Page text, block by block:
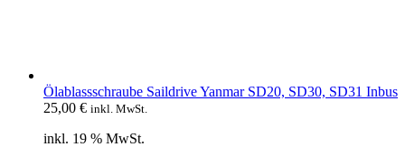
Ölablassschraube Saildrive Yanmar SD20, SD30, SD31 Inbus
25,00 € inkl. MwSt.
inkl. 19 % MwSt.